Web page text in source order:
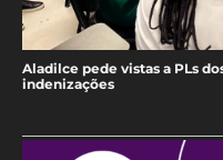
Aladilce pede vistas a PLs
indenizações